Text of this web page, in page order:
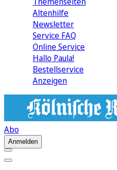
Altenhilfe
Newsletter
Service FAQ
Online Service
Hallo Paula!
Bestellservice
Anzeigen
Abo
Anmelden